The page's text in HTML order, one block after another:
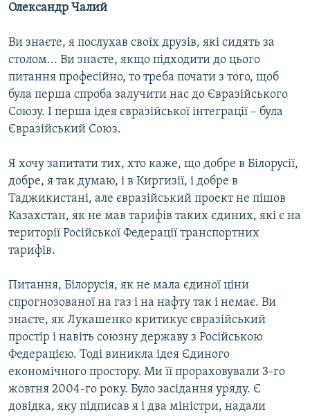
Олександр Чалий
Ви знаєте, я послухав своїх друзів, які сидять за
столом... Ви знаєте, якщо підходити до цього
питання професійно, то треба почати з того, щоб
була перша спроба залучити нас до Євразійського
Союзу. І перша ідея євразійської інтеграції – була
Євразійський Союз.
Я хочу запитати тих, хто каже, що добре в Білорусії,
добре, я так думаю, і в Киргизії, і добре в
Таджикистані, але євразійський проект не пішов
Казахстан, як не мав тарифів таких єдиних, які є на
території Російської Федерації транспортних
тарифів.
Питання, Білорусія, як не мала єдиної ціни
спрогнозованої на газ і на нафту так і немає. Ви
знаєте, як Лукашенко критикує євразійський
простір і навіть союзну державу з Російською
Федерацією. Тоді виникла ідея Єдиного
економічного простору. Ми її прораховували 3-го
жовтня 2004-го року. Було засідання уряду. Є
довідка, яку підписав я і два міністри, надали